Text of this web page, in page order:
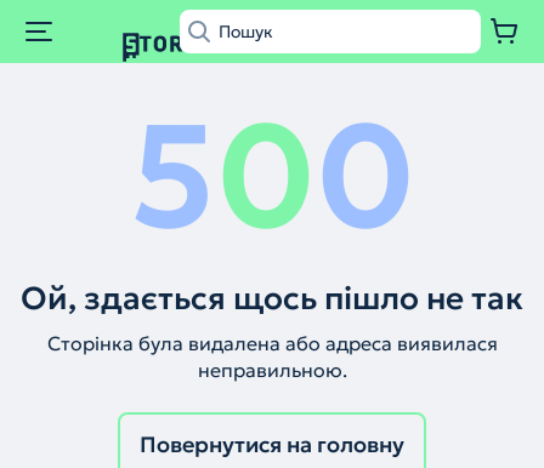
500
Ой, здається щось пішло не так
Сторінка була видалена або адреса виявилася
неправильною.
Повернутися на головну